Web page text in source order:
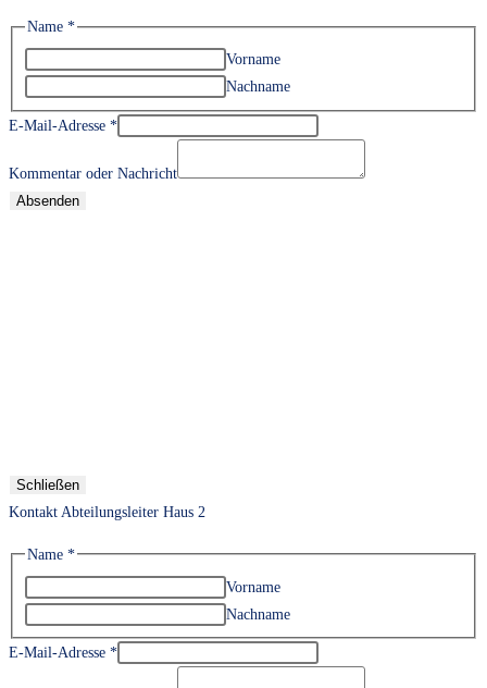
Name *
Vorname
Nachname
E-Mail-Adresse *
Kommentar oder Nachricht
Absenden
Schließen
Kontakt Abteilungsleiter Haus 2
Name *
Vorname
Nachname
E-Mail-Adresse *